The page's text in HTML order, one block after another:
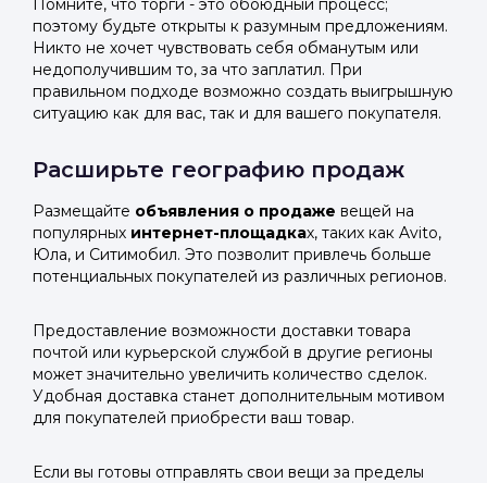
Помните, что торги - это обоюдный процесс;
поэтому будьте открыты к разумным предложениям.
Никто не хочет чувствовать себя обманутым или
недополучившим то, за что заплатил. При
правильном подходе возможно создать выигрышную
ситуацию как для вас, так и для вашего покупателя.
Расширьте географию продаж
Размещайте объявления о продаже вещей на
популярных интернет-площадках, таких как Avito,
Юла, и Ситимобил. Это позволит привлечь больше
потенциальных покупателей из различных регионов.
Предоставление возможности доставки товара
почтой или курьерской службой в другие регионы
может значительно увеличить количество сделок.
Удобная доставка станет дополнительным мотивом
для покупателей приобрести ваш товар.
Если вы готовы отправлять свои вещи за пределы